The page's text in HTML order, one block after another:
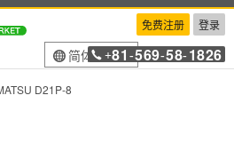
免费注册 登录
简体中文
+81 -569-58-1826
D21P-8